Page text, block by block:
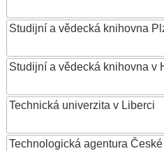
Studijní a vědecká knihovna
Studijní a vědecká knihovna v
Technická univerzita v Liberci
Technologická agentura